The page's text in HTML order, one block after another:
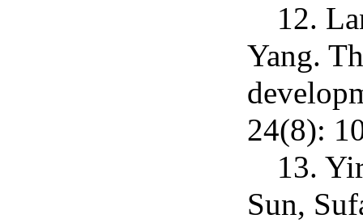
12.
Yang.
24(8):
13.
Sun,